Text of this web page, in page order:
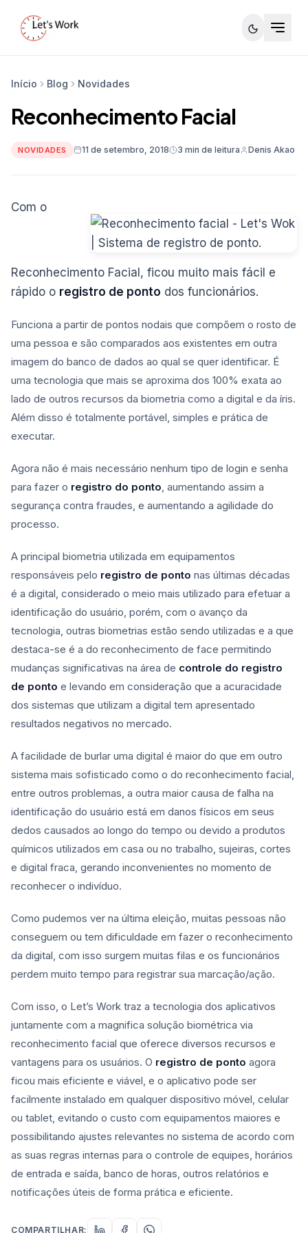
Início Blog Novidades
Reconhecimento Facial
NOVIDADES 11 de setembro, 2018 3 min de leitura Denis Akao
Com o
Reconhecimento Facial, ficou muito mais fácil e
rápido o registro de ponto dos funcionários.
Funciona a partir de pontos nodais que compõem o rosto de
uma pessoa e são comparados aos existentes em outra
imagem do banco de dados ao qual se quer identificar. É
uma tecnologia que mais se aproxima dos 100% exata ao
lado de outros recursos da biometria como a digital e da íris.
Além disso é totalmente portável, simples e prática de
executar.
Agora não é mais necessário nenhum tipo de login e senha
para fazer o registro do ponto, aumentando assim a
segurança contra fraudes, e aumentando a agilidade do
processo.
A principal biometria utilizada em equipamentos
responsáveis pelo registro de ponto nas últimas décadas
é a digital, considerado o meio mais utilizado para efetuar a
identificação do usuário, porém, com o avanço da
tecnologia, outras biometrias estão sendo utilizadas e a que
destaca-se é a do reconhecimento de face permitindo
mudanças significativas na área de controle do registro
de ponto e levando em consideração que a acuracidade
dos sistemas que utilizam a digital tem apresentado
resultados negativos no mercado.
A facilidade de burlar uma digital é maior do que em outro
sistema mais sofisticado como o do reconhecimento facial,
entre outros problemas, a outra maior causa de falha na
identificação do usuário está em danos físicos em seus
dedos causados ao longo do tempo ou devido a produtos
químicos utilizados em casa ou no trabalho, sujeiras, cortes
e digital fraca, gerando inconvenientes no momento de
reconhecer o indivíduo.
Como pudemos ver na última eleição, muitas pessoas não
conseguem ou tem dificuldade em fazer o reconhecimento
da digital, com isso surgem muitas filas e os funcionários
perdem muito tempo para registrar sua marcação/ação.
Com isso, o Let’s Work traz a tecnologia dos aplicativos
juntamente com a magnifica solução biométrica via
reconhecimento facial que oferece diversos recursos e
vantagens para os usuários. O registro de ponto agora
ficou mais eficiente e viável, e o aplicativo pode ser
facilmente instalado em qualquer dispositivo móvel, celular
ou tablet, evitando o custo com equipamentos maiores e
possibilitando ajustes relevantes no sistema de acordo com
as suas regras internas para o controle de equipes, horários
de entrada e saída, banco de horas, outros relatórios e
notificações úteis de forma prática e eficiente.
COMPARTILHAR: